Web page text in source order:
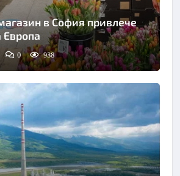
в София привлече
Европа
0 938